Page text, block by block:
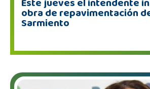
obra de repavimentación
Sarmiento